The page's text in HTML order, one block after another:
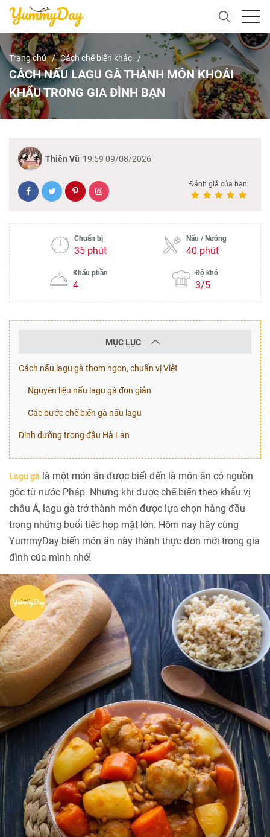
Trang chủ Cách chế biến khác
CÁCH NẤU LAGU GÀ THÀNH MÓN KHOÁI
KHẨU TRONG GIA ĐÌNH BẠN
Thiên Vũ 19:59 09/08/2026
Đánh giá của bạn:
Chuẩn bị
35 phút
Nấu / Nướng
40 phút
Khẩu phần
4
Độ khó
3/5
MỤC LỤC
Cách nấu lagu gà thơm ngon, chuẩn vị Việt
Nguyên liệu nấu lagu gà đơn giản
Các bước chế biến gà nấu lagu
Dinh dưỡng trong đậu Hà Lan
Lagu gà là một món ăn được biết đến là món ăn có nguồn
gốc từ nước Pháp. Nhưng khi được chế biến theo khẩu vị
châu Á, lagu gà trở thành món được lựa chọn hàng đầu
trong những buổi tiệc họp mặt lớn. Hôm nay hãy cùng
YummyDay biến món ăn này thành thực đơn mới trong gia
đình của mình nhé!